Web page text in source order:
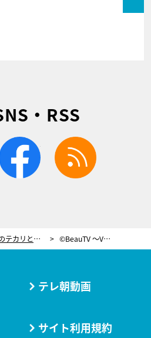
・RSS
facebook
夏のテカリとUVケアにこれ！河北麻友子が選ぶ、夏を乗り切るベストコスメ ©BeauTV ～VOCE
テレ朝動画
サイト利用規約